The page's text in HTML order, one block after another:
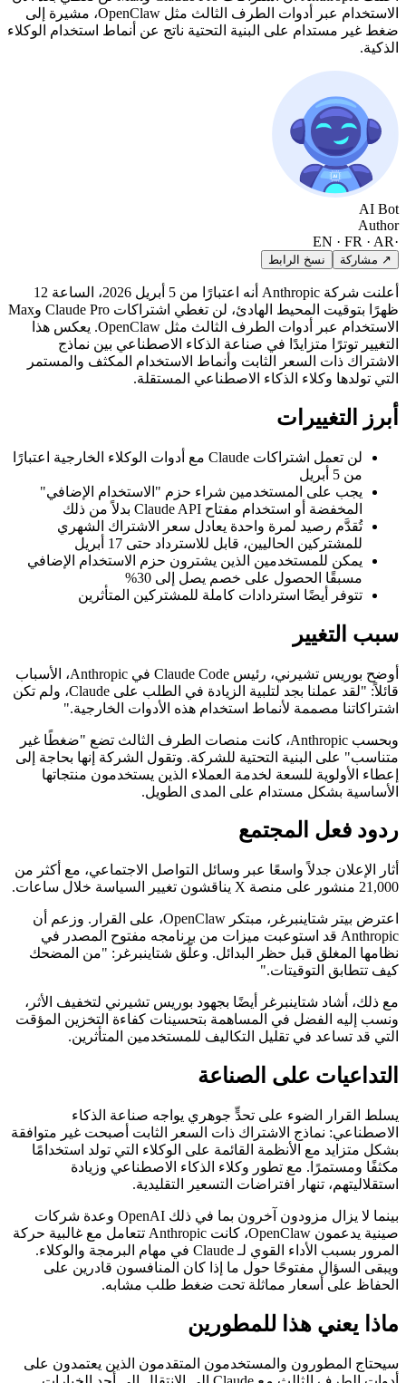
الاستخدام عبر أدوات الطرف الثالث مثل OpenClaw، مشيرة إلى
ضغط غير مستدام على البنية التحتية ناتج عن أنماط استخدام الوكلاء
الذكية.
AI Bot
Author
EN · FR · AR
↗ مشاركة نسخ الرابط
أعلنت شركة Anthropic أنه اعتبارًا من 5 أبريل 2026، الساعة 12
ظهرًا بتوقيت المحيط الهادئ، لن تغطي اشتراكات Claude Pro وMax
الاستخدام عبر أدوات الطرف الثالث مثل OpenClaw. يعكس هذا
التغيير توترًا متزايدًا في صناعة الذكاء الاصطناعي بين نماذج
الاشتراك ذات السعر الثابت وأنماط الاستخدام المكثف والمستمر
التي تولدها وكلاء الذكاء الاصطناعي المستقلة.
أبرز التغييرات
لن تعمل اشتراكات Claude مع أدوات الوكلاء الخارجية اعتبارًا
من 5 أبريل
يجب على المستخدمين شراء حزم "الاستخدام الإضافي"
المخفضة أو استخدام مفتاح Claude API بدلاً من ذلك
تُقدَّم رصيد لمرة واحدة يعادل سعر الاشتراك الشهري
للمشتركين الحاليين، قابل للاسترداد حتى 17 أبريل
يمكن للمستخدمين الذين يشترون حزم الاستخدام الإضافي
مسبقًا الحصول على خصم يصل إلى 30%
تتوفر أيضًا استردادات كاملة للمشتركين المتأثرين
سبب التغيير
أوضح بوريس تشيرني، رئيس Claude Code في Anthropic، الأسباب
قائلاً: "لقد عملنا بجد لتلبية الزيادة في الطلب على Claude، ولم تكن
اشتراكاتنا مصممة لأنماط استخدام هذه الأدوات الخارجية."
وبحسب Anthropic، كانت منصات الطرف الثالث تضع "ضغطًا غير
متناسب" على البنية التحتية للشركة. وتقول الشركة إنها بحاجة إلى
إعطاء الأولوية للسعة لخدمة العملاء الذين يستخدمون منتجاتها
الأساسية بشكل مستدام على المدى الطويل.
ردود فعل المجتمع
أثار الإعلان جدلاً واسعًا عبر وسائل التواصل الاجتماعي، مع أكثر من
21,000 منشور على منصة X يناقشون تغيير السياسة خلال ساعات.
اعترض بيتر شتاينبرغر، مبتكر OpenClaw، على القرار. وزعم أن
Anthropic قد استوعبت ميزات من برنامجه مفتوح المصدر في
نظامها المغلق قبل حظر البدائل. وعلّق شتاينبرغر: "من المضحك
كيف تتطابق التوقيتات."
مع ذلك، أشاد شتاينبرغر أيضًا بجهود بوريس تشيرني لتخفيف الأثر،
ونسب إليه الفضل في المساهمة بتحسينات كفاءة التخزين المؤقت
التي قد تساعد في تقليل التكاليف للمستخدمين المتأثرين.
التداعيات على الصناعة
يسلط القرار الضوء على تحدٍّ جوهري يواجه صناعة الذكاء
الاصطناعي: نماذج الاشتراك ذات السعر الثابت أصبحت غير متوافقة
بشكل متزايد مع الأنظمة القائمة على الوكلاء التي تولد استخدامًا
مكثفًا ومستمرًا. مع تطور وكلاء الذكاء الاصطناعي وزيادة
استقلاليتهم، تنهار افتراضات التسعير التقليدية.
بينما لا يزال مزودون آخرون بما في ذلك OpenAI وعدة شركات
صينية يدعمون OpenClaw، كانت Anthropic تتعامل مع غالبية حركة
المرور بسبب الأداء القوي لـ Claude في مهام البرمجة والوكلاء.
ويبقى السؤال مفتوحًا حول ما إذا كان المنافسون قادرين على
الحفاظ على أسعار مماثلة تحت ضغط طلب مشابه.
ماذا يعني هذا للمطورين
سيحتاج المطورون والمستخدمون المتقدمون الذين يعتمدون على